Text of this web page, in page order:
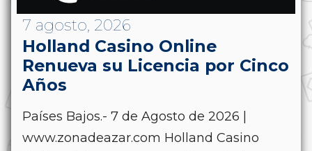
7 agosto, 2026
Holland Casino Online
Renueva su Licencia por Cinco
Años
Países Bajos.- 7 de Agosto de 2026 |
www.zonadeazar.com Holland Casino